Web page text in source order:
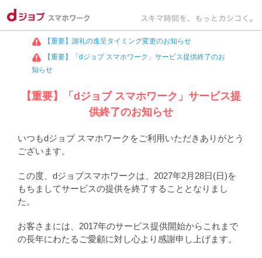
【重要】謝礼の進呈タイミング変更のお知らせ
【重要】「dジョブ スマホワーク」サービス提供終了のお
知らせ
【重要】「dジョブ スマホワーク」サービス提
供終了のお知らせ
いつもdジョブ スマホワークをご利用いただきありがとう
ございます。
この度、dジョブスマホワークは、2027年2月28日(日)を
もちましてサービスの提供を終了することとなりまし
た。
お客さまには、2017年のサービス提供開始からこれまで
の長年にわたるご愛顧に対し心より感謝申し上げます。